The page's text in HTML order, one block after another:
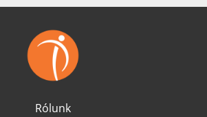
Rólunk